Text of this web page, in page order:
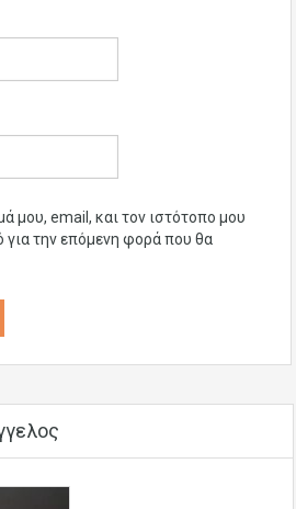
μου, email, και τον ιστότοπο μου
για την επόμενη φορά που θα